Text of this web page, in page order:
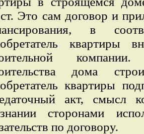
Это сам договор и
в
квартиры
дома
квартиры
акт, смысл
сторонами
по договору.